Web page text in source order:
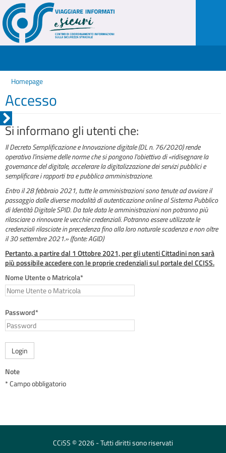
Homepage
Accesso
Si informano gli utenti che:
Il Decreto Semplificazione e Innovazione digitale (DL n. 76/2020) rende
operativo l'insieme delle norme che si pongono l'obiettivo di «ridisegnare la
governance del digitale, accelerare la digitalizzazione dei servizi pubblici e
semplificare i rapporti tra e pubblica amministrazione.
Entro il 28 febbraio 2021, tutte le amministrazioni sono tenute ad avviare il
passaggio dalle diverse modalità di autenticazione online al Sistema Pubblico
di Identità Digitale SPID. Da tale data le amministrazioni non potranno più
rilasciare o rinnovare le vecchie credenziali. Potranno essere utilizzate le
credenziali rilasciate in precedenza fino alla loro naturale scadenza e non oltre
il 30 settembre 2021.» (fonte: AGID)
Pertanto, a partire dal 1 Ottobre 2021, per gli utenti Cittadini non sarà
più possibile accedere con le proprie credenziali sul portale del CCISS.
Nome Utente o Matricola*
Password*
Login
Note
* Campo obbligatorio
CCiSS © 2026 - Tutti diritti sono riservati